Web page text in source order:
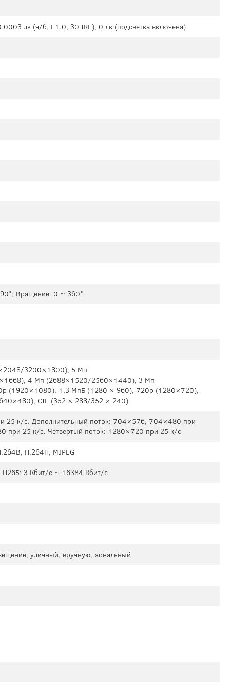
лк (ч/б, F1.0, 30 IRE); 0 лк (подсветка включена)
Вращение: 0 ~ 360°
3200×1800), 5 Мп
4 Мп (2688×1520/2560×1440), 3 Мп
(1920×1080), 1,3 МпБ (1280 × 960), 720p (1280×720),
CIF (352 × 288/352 × 240)
25 к/с. Дополнительный поток: 704×576, 704×480 при
при 25 к/с. Четвертый поток: 1280×720 при 25 к/с
H.264H, MJPEG
3 Кбит/с ~ 16384 Кбит/с
уличный, вручную, зональный